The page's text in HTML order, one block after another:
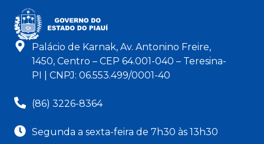
Palácio de Karnak, Av. Antonino Freire,
1450, Centro – CEP 64.001-040 – Teresina-
PI | CNPJ: 06.553.499/0001-40
(86) 3226-8364
Segunda a sexta-feira de 7h30 às 13h30